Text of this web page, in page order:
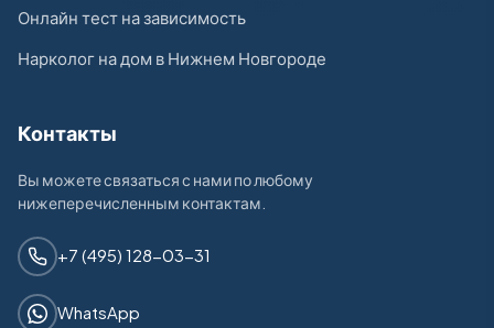
Онлайн тест на зависимость
Нарколог на дом в Нижнем Новгороде
Контакты
Вы можете связаться с нами по любому
нижеперечисленным контактам.
+7 (495) 128-03-31
WhatsApp